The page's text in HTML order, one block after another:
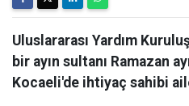
Uluslararası Yardım
bir ayın sultanı Ramazan
Kocaeli'de ihtiyaç sahibi